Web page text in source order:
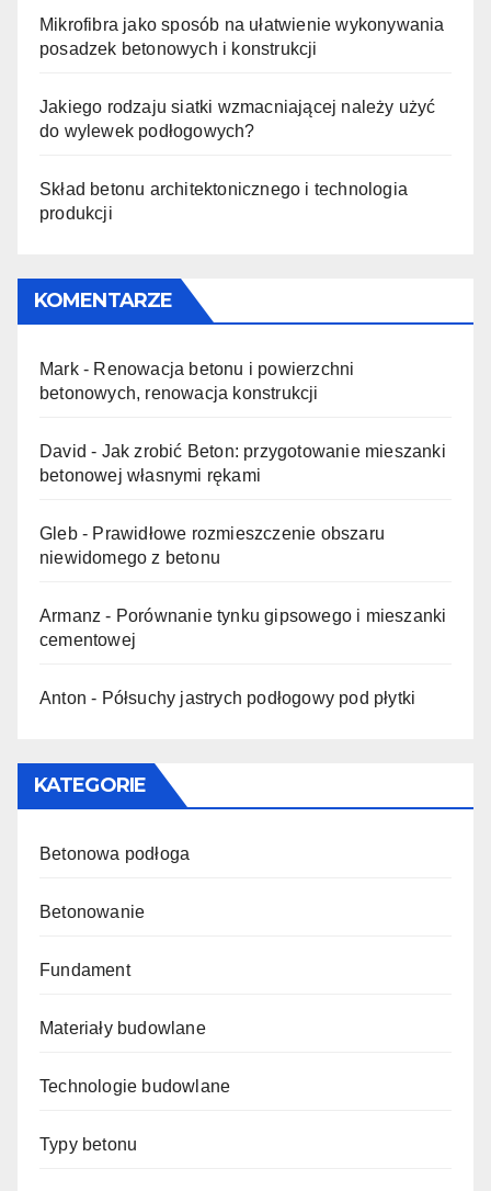
Mikrofibra jako sposób na ułatwienie wykonywania
posadzek betonowych i konstrukcji
Jakiego rodzaju siatki wzmacniającej należy użyć
do wylewek podłogowych?
Skład betonu architektonicznego i technologia
produkcji
KOMENTARZE
Mark- Renowacja betonu i powierzchni
betonowych, renowacja konstrukcji
David - Jak zrobić Beton: przygotowanie mieszanki
betonowej własnymi rękami
Gleb- Prawidłowe rozmieszczenie obszaru
niewidomego z betonu
Armanz - Porównanie tynku gipsowego i mieszanki
cementowej
Anton - Półsuchy jastrych podłogowy pod płytki
KATEGORIE
Betonowa podłoga
Betonowanie
Fundament
Materiały budowlane
Technologie budowlane
Typy betonu